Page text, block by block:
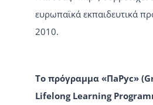
ευρωπαϊκά εκπαιδευτικά
2010.
Το πρόγραμμα «ПаРус»
Lifelong Learning